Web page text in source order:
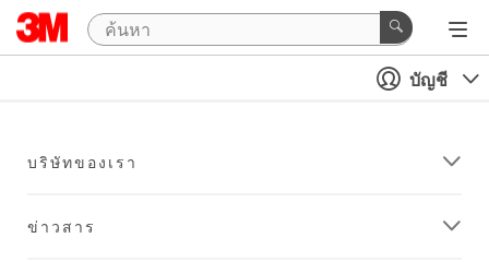
บัญชี
บริษัทของเรา
ข่าวสาร